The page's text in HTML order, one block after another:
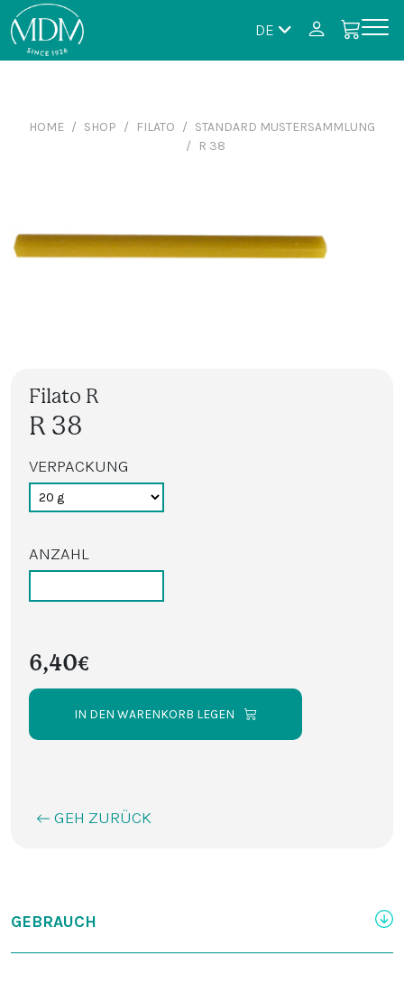
DE
HOME SHOP FILATO
STANDARD MUSTERSAMMLUNG
R 38
Filato R
R 38
VERPACKUNG
ANZAHL
6,40€
IN DEN WARENKORB LEGEN
GEH ZURÜCK
GEBRAUCH